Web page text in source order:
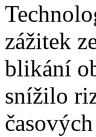
zážitek
blikání
snížilo